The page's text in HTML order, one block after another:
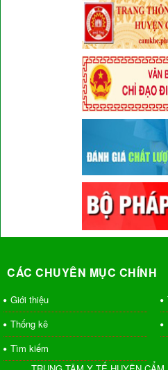
CÁC CHUYÊN MỤC CHÍNH
Giới thiệu
Thống kê
Tìm kiếm